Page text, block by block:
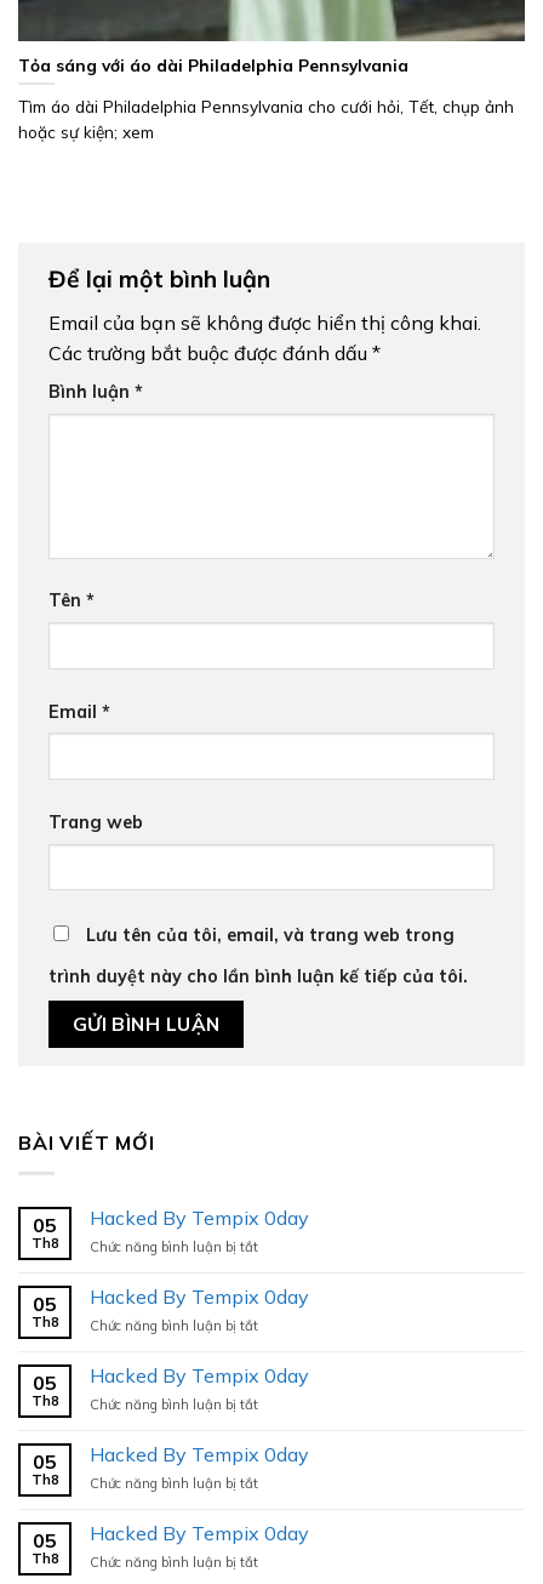
Tỏa sáng với áo dài Philadelphia Pennsylvania
Tìm áo dài Philadelphia Pennsylvania cho cưới hỏi, Tết, chụp ảnh
hoặc sự kiện; xem
Để lại một bình luận
Email của bạn sẽ không được hiển thị công khai.
Các trường bắt buộc được đánh dấu *
Bình luận *
Tên *
Email *
Trang web
Lưu tên của tôi, email, và trang web trong
trình duyệt này cho lần bình luận kế tiếp của tôi.
BÀI VIẾT MỚI
05
Th8
Hacked By Tempix 0day
Chức năng bình luận bị tắtở
Tempix
0day
05
Th8
Hacked By Tempix 0day
Chức năng bình luận bị tắtở
Tempix
0day
05
Th8
Hacked By Tempix 0day
Chức năng bình luận bị tắtở
Tempix
0day
05
Th8
Hacked By Tempix 0day
Chức năng bình luận bị tắtở
Tempix
0day
05
Th8
Hacked By Tempix 0day
Chức năng bình luận bị tắtở